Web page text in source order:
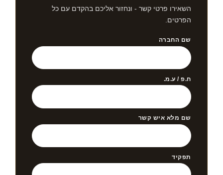
השאירו פרטי קשר - ונחזור אליכם בהקדם עם כל
הפרטים.
שם החברה
ח.פ / ע.מ.
שם מלא איש קשר
תפקיד